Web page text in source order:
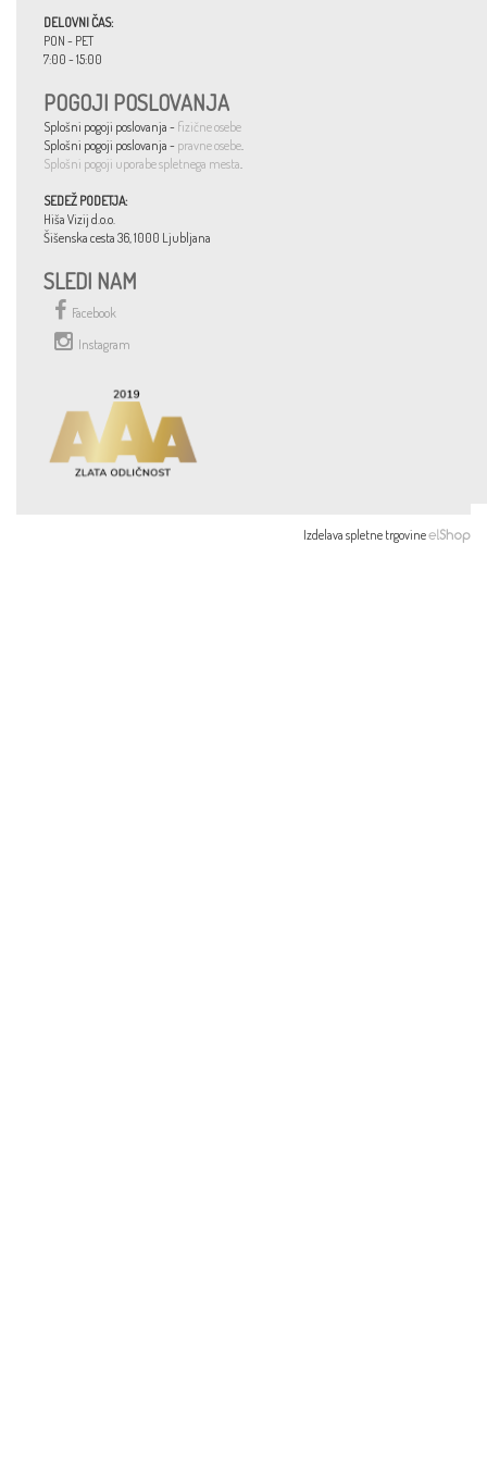
DELOVNI ČAS:
PON - PET
7:00 - 15:00
POGOJI POSLOVANJA
Splošni pogoji poslovanja - fizične osebe
Splošni pogoji poslovanja - pravne osebe
Splošni pogoji uporabe spletnega mesta
SEDEŽ PODETJA:
Hiša Vizij d.o.o.
Šišenska cesta 36, 1000 Ljubljana
SLEDI NAM
Facebook
Instagram
Izdelava spletne trgovine